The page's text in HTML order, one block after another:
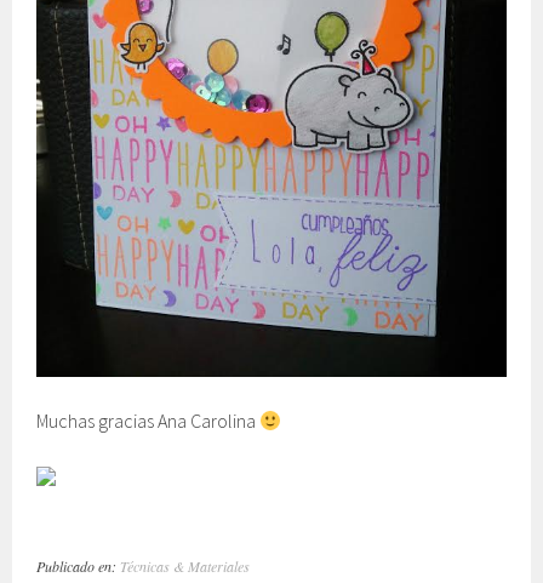
Muchas gracias Ana Carolina
Publicado en: Técnicas & Materiales